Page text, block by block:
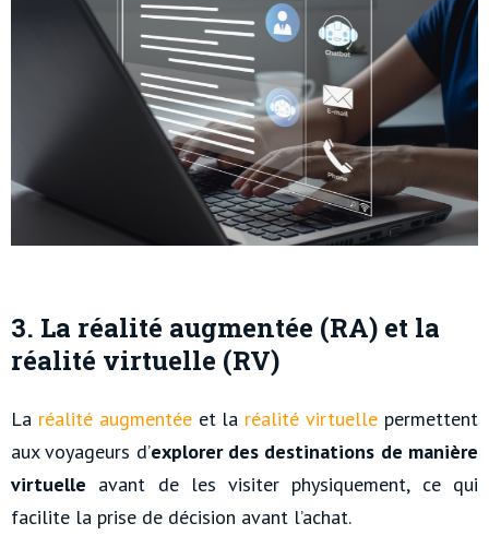
3. La réalité augmentée (RA) et la
réalité virtuelle (RV)
La réalité augmentéeet la réalité virtuelle permettent
aux voyageurs d’explorer des destinations de manière
virtuelle avant de les visiter physiquement, ce qui
facilite la prise de décision avant l’achat.